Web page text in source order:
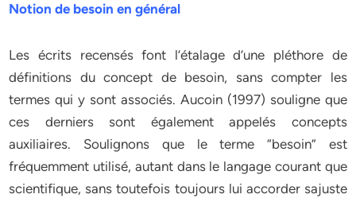
Notion de besoin en général
Les écrits recensés font l’étalage d’une pléthore de
définitions du concept de besoin, sans compter les
termes qui y sont associés. Aucoin (1997) souligne que
ces derniers sont également appelés concepts
auxiliaires. Soulignons que le terme “besoin” est
fréquemment utilisé, autant dans le langage courant que
scientifique, sans toutefois toujours lui accorder sajuste